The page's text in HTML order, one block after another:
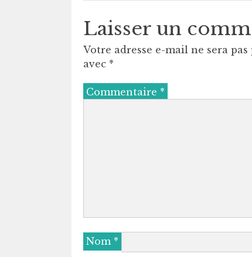
Laisser un
Votre adresse e-mail ne sera pas
avec *
Commentaire *
Nom *